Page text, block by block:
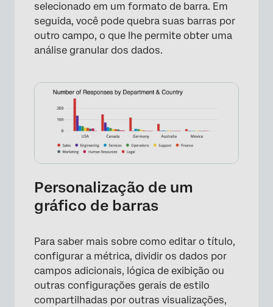
selecionado em um formato de barra. Em
seguida, você pode quebra suas barras por
outro campo, o que lhe permite obter uma
análise granular dos dados.
Personalização de um
gráfico de barras
Para saber mais sobre como editar o título,
configurar a métrica, dividir os dados por
campos adicionais, lógica de exibição ou
outras configurações gerais de estilo
compartilhadas por outras visualizações,